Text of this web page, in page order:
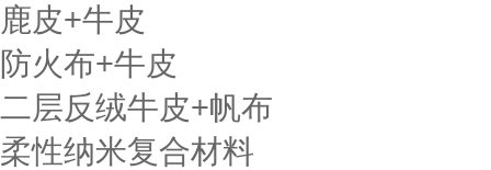
鹿皮+牛皮
防火布+牛皮
二层反绒牛皮+帆布
柔性纳米复合材料